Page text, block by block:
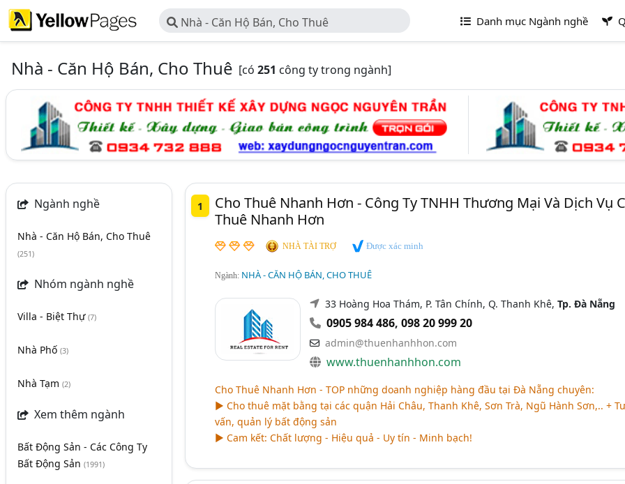
Nhà - Căn Hộ Bán, Cho Thuê Danh mục Ngành nghề
Nhà - Căn Hộ Bán, Cho Thuê [có 251 công ty trong ngành]
Ngành nghề
Nhà - Căn Hộ Bán, Cho Thuê
(251)
Nhóm ngành nghề
Villa - Biệt Thự (7)
Nhà Phố (3)
Nhà Tạm (2)
Xem thêm ngành
Bất Động Sản - Các Công Ty
Bất Động Sản (1991)
1
Cho Thuê Nhanh Hơn - Công Ty TNHH Thương Mại Và Dịch Vụ
Thuê Nhanh Hơn
NHÀ TÀI TRỢ Được xác minh
Ngành: NHÀ - CĂN HỘ BÁN, CHO THUÊ
33 Hoàng Hoa Thám, P. Tân Chính, Q. Thanh Khê, Tp. Đà Nẵng
0905 984 486, 098 20 999 20
admin@thuenhanhhon.com
www.thuenhanhhon.com
Cho Thuê Nhanh Hơn - TOP những doanh nghiệp hàng đầu tại Đà Nẵng chuyên:
► Cho thuê mặt bằng tại các quận Hải Châu, Thanh Khê, Sơn Trà, Ngũ Hành Sơn,.. + Tư
vấn, quản lý bất động sản
► Cam kết: Chất lượng - Hiệu quả - Uy tín - Minh bạch!